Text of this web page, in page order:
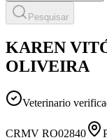
Pesquisar
KAREN
OLIVEIRA
Veterinario
CRMV RO02840